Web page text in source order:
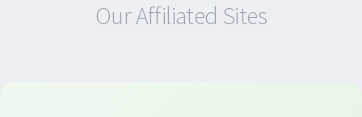
Our Affiliated Sites